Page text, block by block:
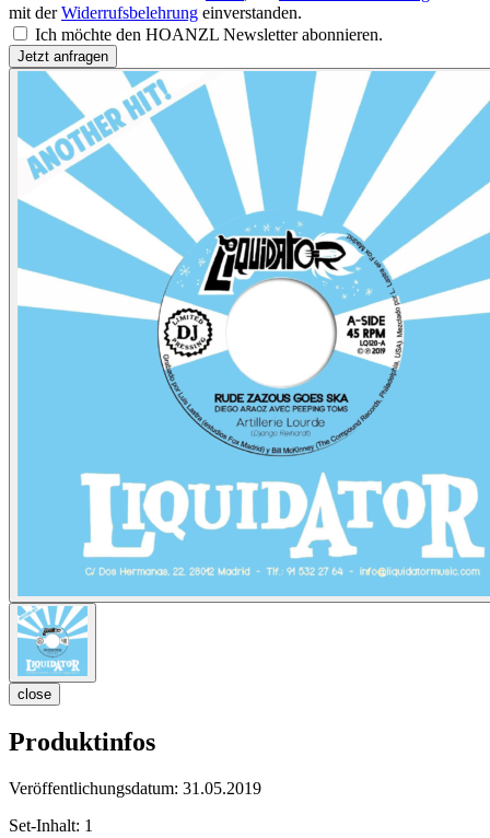
mit derWiderrufsbelehrung einverstanden.
Ich möchte den HOANZL Newsletter abonnieren.
close
Produktinfos
Veröffentlichungsdatum: 31.05.2019
Set-Inhalt: 1